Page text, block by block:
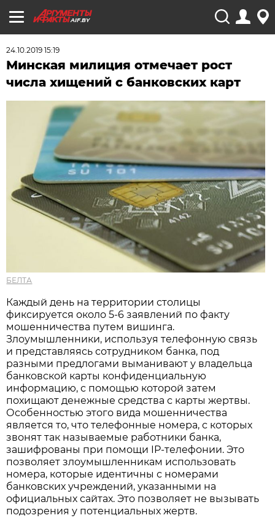
AIF.BY
24.10.2019 15:19
Минская милиция отмечает рост
числа хищений с банковских карт
БЕЛТА
Каждый день на территории столицы
фиксируется около 5-6 заявлений по факту
мошенничества путем вишинга.
Злоумышленники, используя телефонную связь
и представляясь сотрудником банка, под
разными предлогами выманивают у владельца
банковской карты конфиденциальную
информацию, с помощью которой затем
похищают денежные средства с карты жертвы.
Особенностью этого вида мошенничества
является то, что телефонные номера, с которых
звонят так называемые работники банка,
зашифрованы при помощи IP-телефонии. Это
позволяет злоумышленникам использовать
номера, которые идентичны с номерами
банковских учреждений, указанными на
официальных сайтах. Это позволяет не вызывать
подозрения у потенциальных жертв.